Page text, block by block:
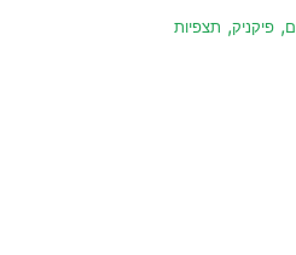
, פיקניק, תצפיות